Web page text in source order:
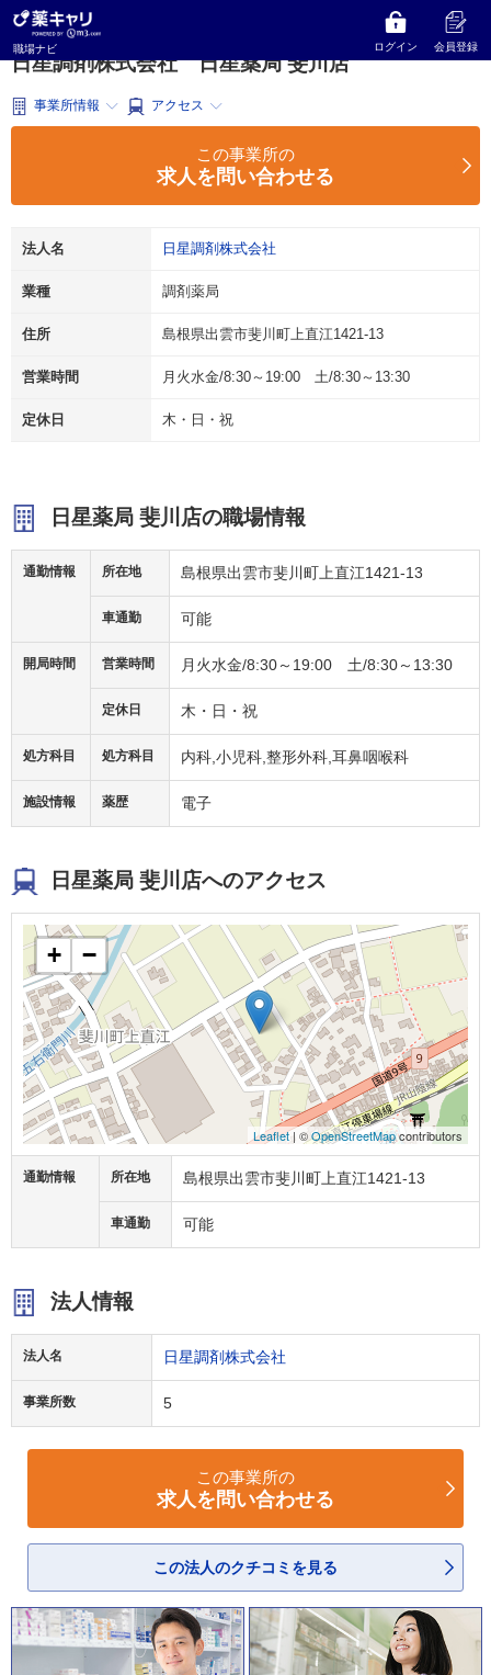
職場ナビ ログイン 会員登録
薬キャリ 職場ナビ
日星調剤株式会社
日星薬局 斐川店
日星調剤株式会社 日星薬局 斐川店
事業所情報 アクセス
この事業所の
求人を問い合わせる
法人名 日星調剤株式会社
業種 調剤薬局
住所 島根県出雲市斐川町上直江1421-13
営業時間 月火水金/8:30～19:00 土/8:30～13:30
定休日 木・日・祝
日星薬局 斐川店の職場情報
通勤情報 所在地 島根県出雲市斐川町上直江1421-13
車通勤 可能
開局時間 営業時間 月火水金/8:30～19:00 土/8:30～13:30
定休日 木・日・祝
処方科目 処方科目 内科,小児科,整形外科,耳鼻咽喉科
施設情報 薬歴 電子
日星薬局 斐川店へのアクセス
+ −
Leaflet| ©OpenStreetMapcontributors
通勤情報 所在地 島根県出雲市斐川町上直江1421-13
車通勤 可能
法人情報
法人名 日星調剤株式会社
事業所数 5
この事業所の
求人を問い合わせる
この法人のクチコミを見る